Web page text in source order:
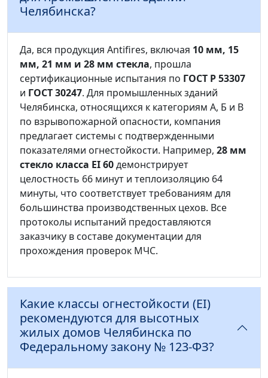
Челябинска?
Да, вся продукция Antifires, включая 10 мм, 15
мм, 21 мм и 28 мм стекла, прошла
сертификационные испытания по ГОСТ Р 53307
и ГОСТ 30247. Для промышленных зданий
Челябинска, относящихся к категориям А, Б и В
по взрывопожарной опасности, компания
предлагает системы с подтвержденными
показателями огнестойкости. Например, 28 мм
стекло класса EI 60демонстрирует
целостность 66 минут и теплоизоляцию 64
минуты, что соответствует требованиям для
большинства производственных цехов. Все
протоколы испытаний предоставляются
заказчику в составе документации для
прохождения проверок МЧС.
Какие классы огнестойкости (EI)
рекомендуются для высотных
жилых домов Челябинска по
Федеральному закону № 123-ФЗ?